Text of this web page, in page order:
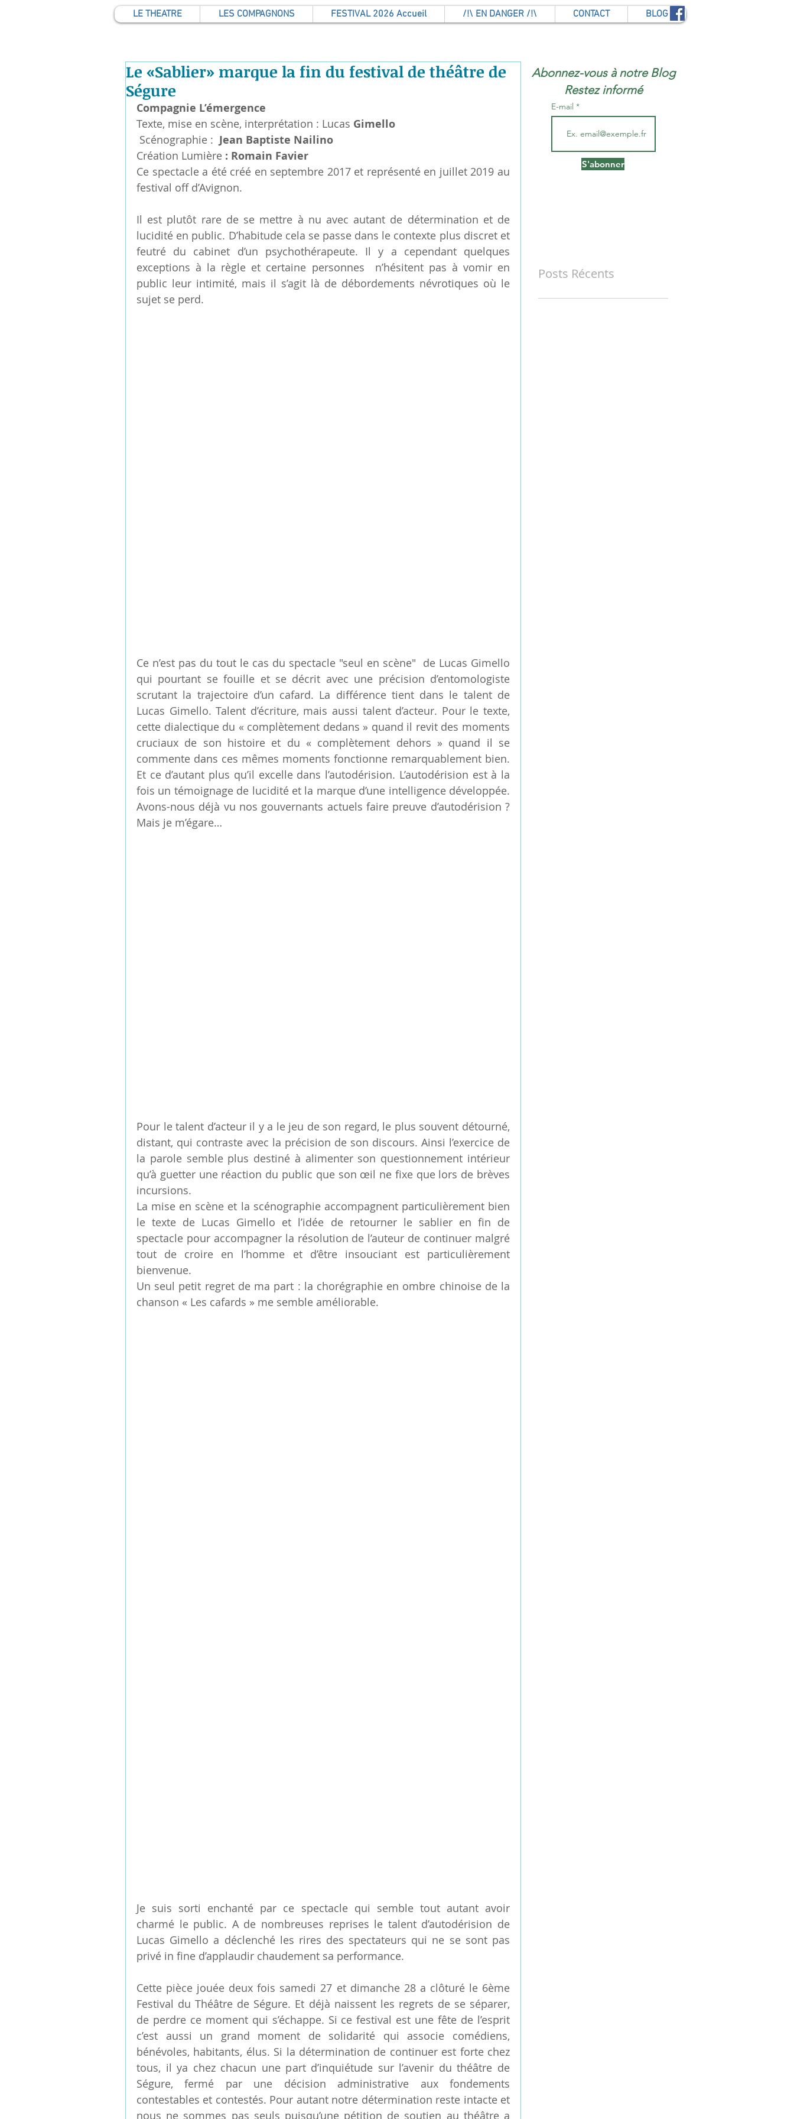
LE THEATRE LES COMPAGNONS FESTIVAL 2026 Accueil /!\ EN DANGER /!\ CONTACT BLOG
Le «Sablier» marque la fin du festival de théâtre de
Ségure
Compagnie L’émergence
Texte, mise en scène, interprétation : Lucas Gimello
Scénographie : Jean Baptiste Nailino
Création Lumière : Romain Favier
Ce spectacle a été créé en septembre 2017 et représenté en juillet 2019 au
festival off d’Avignon.
Il est plutôt rare de se mettre à nu avec autant de détermination et de
lucidité en public. D’habitude cela se passe dans le contexte plus discret et
feutré du cabinet d’un psychothérapeute. Il y a cependant quelques
exceptions à la règle et certaine personnes  n’hésitent pas à vomir en
public leur intimité, mais il s’agit là de débordements névrotiques où le
sujet se perd.
Ce n’est pas du tout le cas du spectacle "seul en scène"  de Lucas Gimello
qui pourtant se fouille et se décrit avec une précision d’entomologiste
scrutant la trajectoire d’un cafard. La différence tient dans le talent de
Lucas Gimello. Talent d’écriture, mais aussi talent d’acteur. Pour le texte,
cette dialectique du « complètement dedans » quand il revit des moments
cruciaux de son histoire et du « complètement dehors » quand il se
commente dans ces mêmes moments fonctionne remarquablement bien.
Et ce d’autant plus qu’il excelle dans l’autodérision. L’autodérision est à la
fois un témoignage de lucidité et la marque d’une intelligence développée.
Avons-nous déjà vu nos gouvernants actuels faire preuve d’autodérision ?
Mais je m’égare…
Pour le talent d’acteur il y a le jeu de son regard, le plus souvent détourné,
distant, qui contraste avec la précision de son discours. Ainsi l’exercice de
la parole semble plus destiné à alimenter son questionnement intérieur
qu’à guetter une réaction du public que son œil ne fixe que lors de brèves
incursions.
La mise en scène et la scénographie accompagnent particulièrement bien
le texte de Lucas Gimello et l’idée de retourner le sablier en fin de
spectacle pour accompagner la résolution de l’auteur de continuer malgré
tout de croire en l’homme et d’être insouciant est particulièrement
bienvenue.
Un seul petit regret de ma part : la chorégraphie en ombre chinoise de la
chanson « Les cafards » me semble améliorable.
Je suis sorti enchanté par ce spectacle qui semble tout autant avoir
charmé le public. A de nombreuses reprises le talent d’autodérision de
Lucas Gimello a déclenché les rires des spectateurs qui ne se sont pas
privé in fine d’applaudir chaudement sa performance.
Cette pièce jouée deux fois samedi 27 et dimanche 28 a clôturé le 6ème
Festival du Théâtre de Ségure. Et déjà naissent les regrets de se séparer,
de perdre ce moment qui s’échappe. Si ce festival est une fête de l’esprit
c’est aussi un grand moment de solidarité qui associe comédiens,
bénévoles, habitants, élus. Si la détermination de continuer est forte chez
tous, il ya chez chacun une part d’inquiétude sur l’avenir du théâtre de
Ségure, fermé par une décision administrative aux fondements
contestables et contestés. Pour autant notre détermination reste intacte et
nous ne sommes pas seuls puisqu’une pétition de soutien au théâtre a
Abonnez-vous à notre Blog
Restez informé
E-mail
S'abonner
Posts Récents